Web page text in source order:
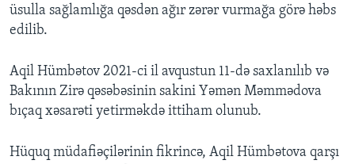
üsulla sağlamlığa qəsdən ağır zərər vurmağa görə həbs
edilib.
Aqil Hümbətov 2021-ci il avqustun 11-də saxlanılıb və
Bakının Zirə qəsəbəsinin sakini Yəmən Məmmədova
bıçaq xəsarəti yetirməkdə ittiham olunub.
Hüquq müdafiəçilərinin fikrincə, Aqil Hümbətova qarşı